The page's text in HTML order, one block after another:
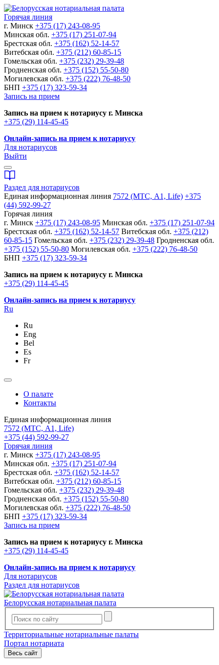
Горячая линия
г. Минск +375 (17) 243-08-95
Минская обл. +375 (17) 251-07-94
Брестская обл. +375 (162) 52-14-57
Витебская обл. +375 (212) 60-85-15
Гомельская обл. +375 (232) 29-39-48
Гродненская обл. +375 (152) 55-50-80
Могилевская обл. +375 (222) 76-48-50
БНП +375 (17) 323-59-34
Запись на прием
Запись на прием к нотариусу г. Минска
+375 (29) 114-45-45
Онлайн-запись на прием к нотариусу
Для нотариусов
Выйти
Раздел для нотариусов
Единая информационная линия 7572 (МТС, A1, Life) +375
(44) 592-99-27
Горячая линия
г. Минск +375 (17) 243-08-95 Минская обл. +375 (17) 251-07-94
Брестская обл. +375 (162) 52-14-57 Витебская обл. +375 (212)
60-85-15 Гомельская обл. +375 (232) 29-39-48 Гродненская обл.
+375 (152) 55-50-80 Могилевская обл. +375 (222) 76-48-50
БНП +375 (17) 323-59-34
Запись на прием к нотариусу г. Минска
+375 (29) 114-45-45
Онлайн-запись на прием к нотариусу
Ru
Ru
Eng
Bel
Es
Fr
О палате
Контакты
Единая информационная линия
7572 (МТС, A1, Life)
+375 (44) 592-99-27
Горячая линия
г. Минск +375 (17) 243-08-95
Минская обл. +375 (17) 251-07-94
Брестская обл. +375 (162) 52-14-57
Витебская обл. +375 (212) 60-85-15
Гомельская обл. +375 (232) 29-39-48
Гродненская обл. +375 (152) 55-50-80
Могилевская обл. +375 (222) 76-48-50
БНП +375 (17) 323-59-34
Запись на прием
Запись на прием к нотариусу г. Минска
+375 (29) 114-45-45
Онлайн-запись на прием к нотариусу
Для нотариусов
Раздел для нотариусов
Белорусская нотариальная палата
Территориальные нотариальные палаты
Портал нотариата
Весь сайт